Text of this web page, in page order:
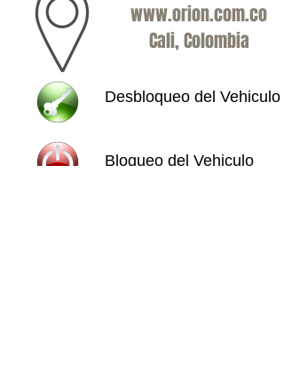
www.orion.com.co
Cali, Colombia
Desbloqueo del Vehiculo
Bloqueo del Vehiculo